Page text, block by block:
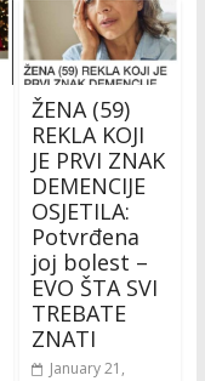
ŽENA (59)
REKLA KOJI
JE PRVI ZNAK
DEMENCIJE
OSJETILA:
Potvrđena
joj bolest –
EVO ŠTA SVI
TREBATE
ZNATI
January 21,